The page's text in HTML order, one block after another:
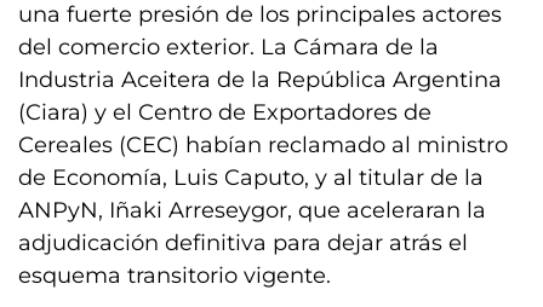
una fuerte presión de los principales actores
del comercio exterior. La Cámara de la
Industria Aceitera de la República Argentina
(Ciara) y el Centro de Exportadores de
Cereales (CEC) habían reclamado al ministro
de Economía, Luis Caputo, y al titular de la
ANPyN, Iñaki Arreseygor, que aceleraran la
adjudicación definitiva para dejar atrás el
esquema transitorio vigente.